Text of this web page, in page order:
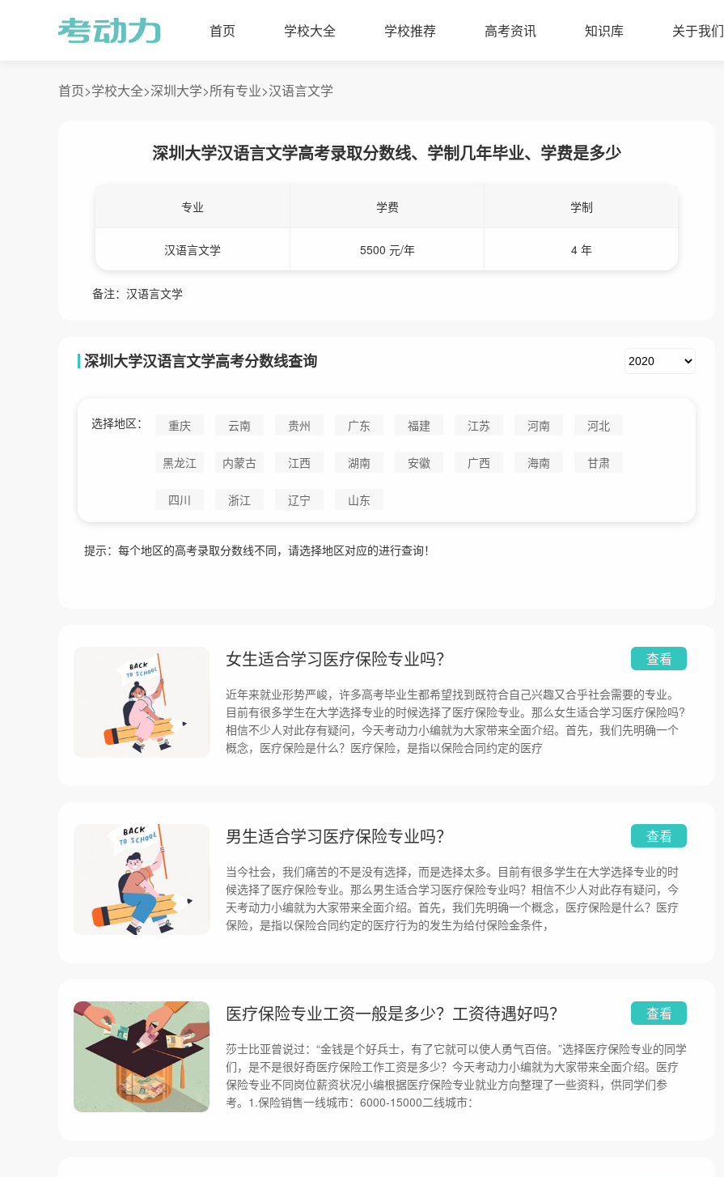
首页 学校大全 学校推荐 高考资讯 知识库 关于我们
首页>学校大全>深圳大学>所有专业>汉语言文学
深圳大学汉语言文学高考录取分数线、学制几年毕业、学费是多少
专业 学费 学制
汉语言文学 5500 元/年 4 年
备注：汉语言文学
深圳大学汉语言文学高考分数线查询
选择地区： 重庆 云南 贵州 广东 福建 江苏 河南 河北
黑龙江 内蒙古 江西 湖南 安徽 广西 海南 甘肃
四川 浙江 辽宁 山东
提示：每个地区的高考录取分数线不同，请选择地区对应的进行查询！
女生适合学习医疗保险专业吗？ 查看
近年来就业形势严峻，许多高考毕业生都希望找到既符合自己兴趣又合乎社会需要的专业。
目前有很多学生在大学选择专业的时候选择了医疗保险专业。那么女生适合学习医疗保险吗?
相信不少人对此存有疑问，今天考动力小编就为大家带来全面介绍。首先，我们先明确一个
概念，医疗保险是什么？医疗保险，是指以保险合同约定的医疗
男生适合学习医疗保险专业吗？ 查看
当今社会，我们痛苦的不是没有选择，而是选择太多。目前有很多学生在大学选择专业的时
候选择了医疗保险专业。那么男生适合学习医疗保险专业吗？相信不少人对此存有疑问，今
天考动力小编就为大家带来全面介绍。首先，我们先明确一个概念，医疗保险是什么？医疗
保险，是指以保险合同约定的医疗行为的发生为给付保险金条件，
医疗保险专业工资一般是多少？工资待遇好吗？ 查看
莎士比亚曾说过：“金钱是个好兵士，有了它就可以使人勇气百倍。”选择医疗保险专业的同学
们，是不是很好奇医疗保险工作工资是多少？今天考动力小编就为大家带来全面介绍。医疗
保险专业不同岗位薪资状况小编根据医疗保险专业就业方向整理了一些资料，供同学们参
考。1.保险销售一线城市：6000-15000二线城市：